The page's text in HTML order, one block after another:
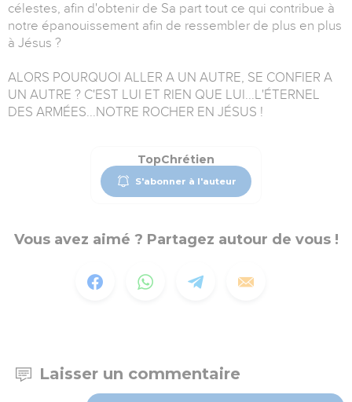
célestes, afin d'obtenir de Sa part tout ce qui contribue à
notre épanouissement afin de ressembler de plus en plus
à Jésus ?
ALORS POURQUOI ALLER A UN AUTRE, SE CONFIER A
UN AUTRE ? C'EST LUI ET RIEN QUE LUI...L'ÉTERNEL
DES ARMÉES...NOTRE ROCHER EN JÉSUS !
TopChrétien
S'abonner à l'auteur
Vous avez aimé ? Partagez autour de vous !
Laisser un commentaire